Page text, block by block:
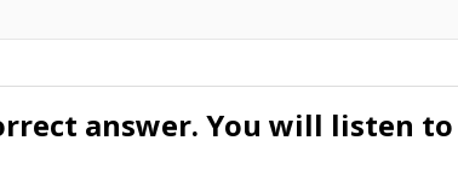
answer. You will listen to